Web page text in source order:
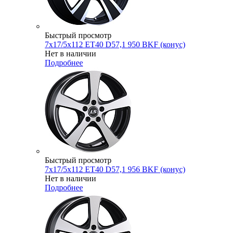
Быстрый просмотр
7x17/5x112 ET40 D57,1 950 BKF (конус)
Нет в наличии
Подробнее
Быстрый просмотр
7x17/5x112 ET40 D57,1 956 BKF (конус)
Нет в наличии
Подробнее